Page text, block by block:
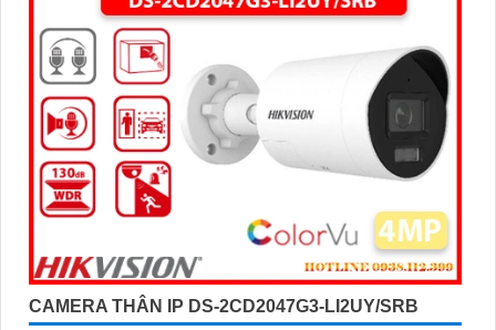
CAMERA THÂN IP DS-2CD2047G3-LI2UY/SRB